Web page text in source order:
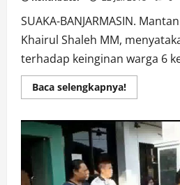
SUAKA-BANJARMASIN.
Khairul Shaleh MM,
terhadap keinginan warga 6
Baca selengkapnya!Read
more
Bupati
Banjar
Dukung
Pemekaran
Gambut
Raya